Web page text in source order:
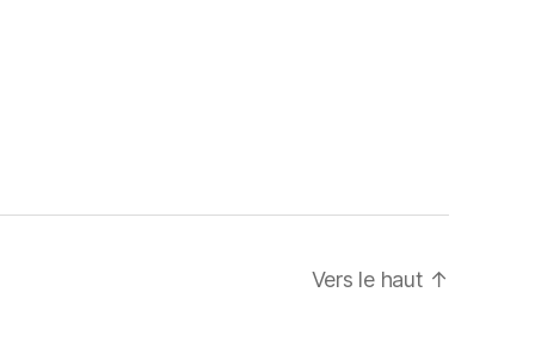
Vers le haut ↑